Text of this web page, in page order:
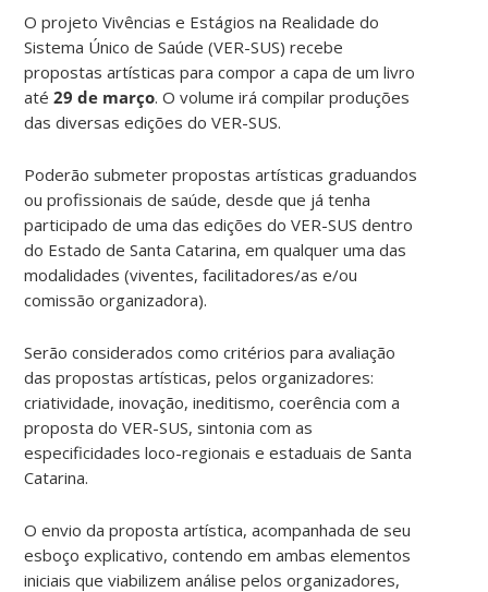
O projeto Vivências e Estágios na Realidade do
Sistema Único de Saúde (VER-SUS) recebe
propostas artísticas para compor a capa de um livro
até29 de março. O volume irá compilar produções
das diversas edições do VER-SUS.
Poderão submeter propostas artísticas graduandos
ou profissionais de saúde, desde que já tenha
participado de uma das edições do VER-SUS dentro
do Estado de Santa Catarina, em qualquer uma das
modalidades (viventes, facilitadores/as e/ou
comissão organizadora).
Serão considerados como critérios para avaliação
das propostas artísticas, pelos organizadores:
criatividade, inovação, ineditismo, coerência com a
proposta do VER-SUS, sintonia com as
especificidades loco-regionais e estaduais de Santa
Catarina.
O envio da proposta artística, acompanhada de seu
esboço explicativo, contendo em ambas elementos
iniciais que viabilizem análise pelos organizadores,